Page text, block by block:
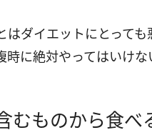
はダイエットにとって
に絶対やってはいけな
むものから食べ